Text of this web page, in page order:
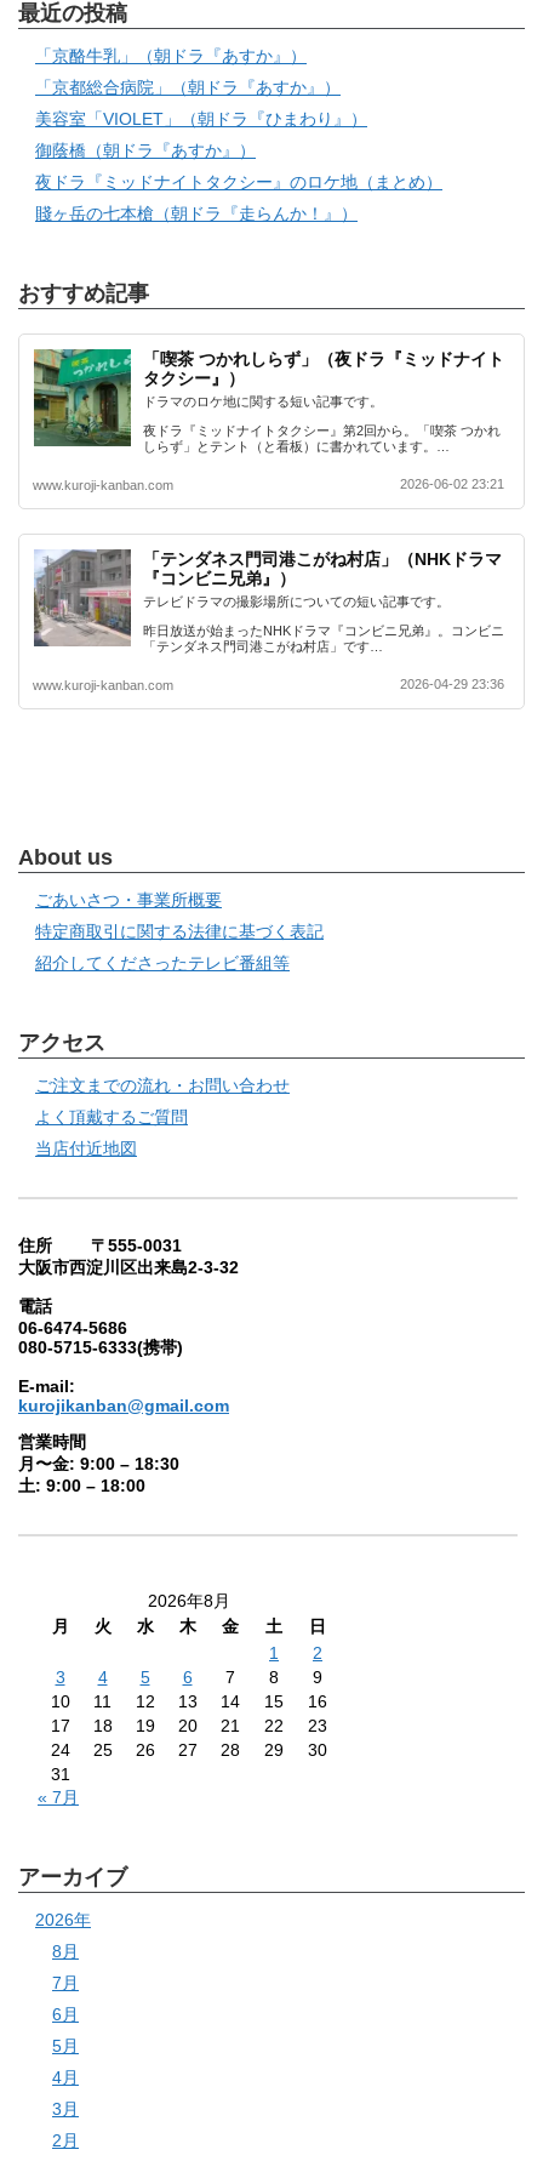
最近の投稿
「京酪牛乳」（朝ドラ『あすか』）
「京都総合病院」（朝ドラ『あすか』）
美容室「VIOLET」（朝ドラ『ひまわり』）
御蔭橋（朝ドラ『あすか』）
夜ドラ『ミッドナイトタクシー』のロケ地（まとめ）
賤ヶ岳の七本槍（朝ドラ『走らんか！』）
おすすめ記事
「喫茶 つかれしらず」（夜ドラ『ミッドナイト
タクシー』）
ドラマのロケ地に関する短い記事です。
夜ドラ『ミッドナイトタクシー』第2回から。「喫茶 つかれ
しらず」とテント（と看板）に書かれています。…
www.kuroji-kanban.com 2026-06-02 23:21
「テンダネス門司港こがね村店」（NHKドラマ
『コンビニ兄弟』）
テレビドラマの撮影場所についての短い記事です。
昨日放送が始まったNHKドラマ『コンビニ兄弟』。コンビニ
「テンダネス門司港こがね村店」です…
www.kuroji-kanban.com 2026-04-29 23:36
About us
ごあいさつ・事業所概要
特定商取引に関する法律に基づく表記
紹介してくださったテレビ番組等
アクセス
ご注文までの流れ・お問い合わせ
よく頂戴するご質問
当店付近地図
住所 〒555-0031
大阪市西淀川区出来島2-3-32
電話
06-6474-5686
080-5715-6333(携帯)
E-mail:
kurojikanban@gmail.com
営業時間
月〜金: 9:00 – 18:30
土: 9:00 – 18:00
2026年8月
月
火 水 木 金 土
日
1
2
3
4 5 6 7 8
9
10
11 12 13 14 15
16
17
18 19 20 21 22
23
24
25 26 27 28 29
30
31
« 7月
アーカイブ
2026年
8月
7月
6月
5月
4月
3月
2月